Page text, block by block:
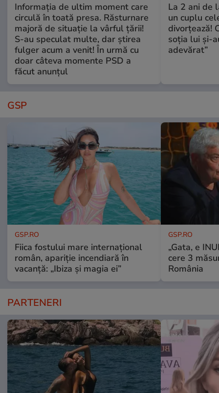
Informația de ultim moment care
circulă în toată presa. Răsturnare
majoră de situație la vârful țării!
S-au speculat multe, dar știrea
fulger acum a venit! În urmă cu
doar câteva momente PSD a
făcut anunțul
La 2 ani de
un cuplu
divorțează!
soția lui și-
adevărat”
GSP
GSP.RO
Fiica fostului mare internațional
român, apariție incendiară în
vacanță: „Ibiza și magia ei”
GSP.RO
„Gata, e
cere 3
România
PARTENERI